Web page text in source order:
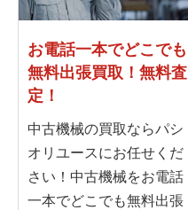
お電話一本でどこでも
無料出張買取！無料査
定！
中古機械の買取ならパシ
オリユースにお任せくだ
さい！中古機械をお電話
一本でどこでも無料出張